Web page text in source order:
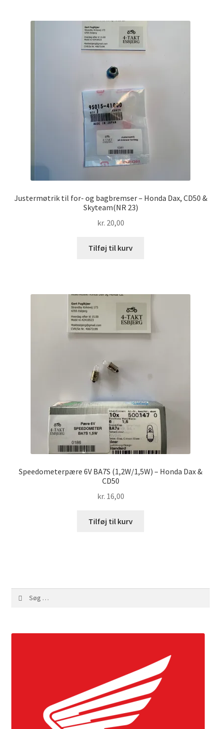
Justermøtrik til for- og bagbremser – Honda Dax, CD50 &
Skyteam(NR 23)
kr. 20,00
Tilføj til kurv
Speedometerpære 6V BA7S (1,2W/1,5W) – Honda Dax &
CD50
kr. 16,00
Tilføj til kurv